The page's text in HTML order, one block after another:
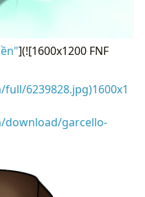
](![1600x1200 FNF
6239828.jpg)1600x1
download/garcello-